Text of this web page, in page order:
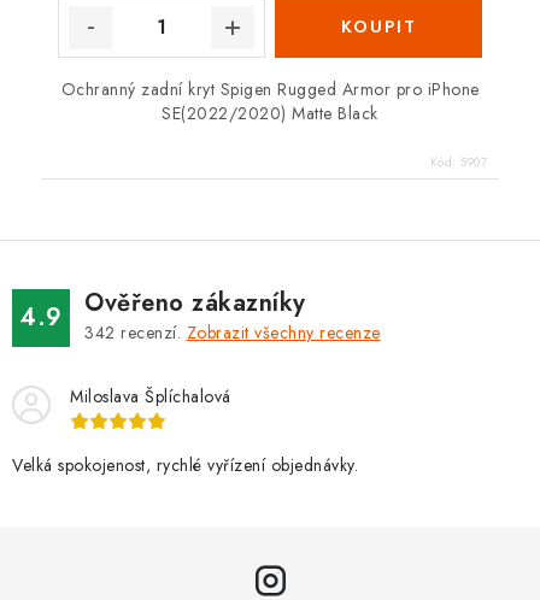
Ochranný zadní kryt Spigen Rugged Armor pro iPhone
SE(2022/2020) Matte Black
Kód: 5907
4.9 Ověřeno zákazníky
342 recenzí. Zobrazit všechny recenze
Miloslava Šplíchalová
Velká spokojenost, rychlé vyřízení objednávky.